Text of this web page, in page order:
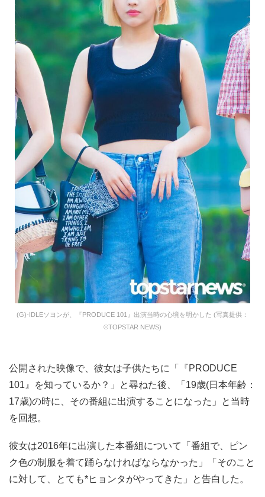
(G)-IDLEソヨンが、『PRODUCE 101』出演当時の心境を明かした (写真提供：
©TOPSTAR NEWS)
公開された映像で、彼女は子供たちに「『PRODUCE
101』を知っているか？」と尋ねた後、「19歳(日本年齢：
17歳)の時に、その番組に出演することになった」と当時
を回想。
彼女は2016年に出演した本番組について「番組で、ピン
ク色の制服を着て踊らなければならなかった」「そのこと
に対して、とても*ヒョンタがやってきた」と告白した。